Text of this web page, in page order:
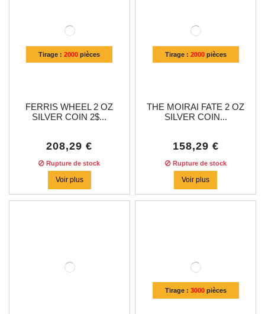
Tirage :2000 pièces
FERRIS WHEEL 2 OZ
SILVER COIN 2$...
208,29 €
Rupture de stock
Voir plus
Tirage : 2000pièces
THE MOIRAI FATE 2 OZ
SILVER COIN...
158,29 €
Rupture de stock
Voir plus
Tirage : 3000pièces